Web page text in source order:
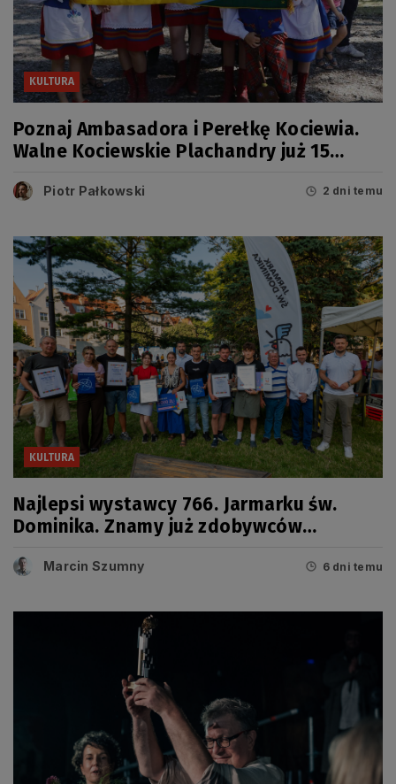
KULTURA
Poznaj Ambasadora i Perełkę Kociewia.
Walne Kociewskie Plachandry już 15
Piotr Pałkowski 2 dni temu
KULTURA
Najlepsi wystawcy 766. Jarmarku św.
Dominika. Znamy już zdobywców
Marcin Szumny 6 dni temu